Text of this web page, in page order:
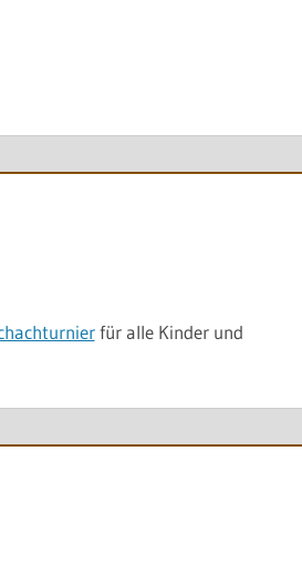
für alle Kinder und